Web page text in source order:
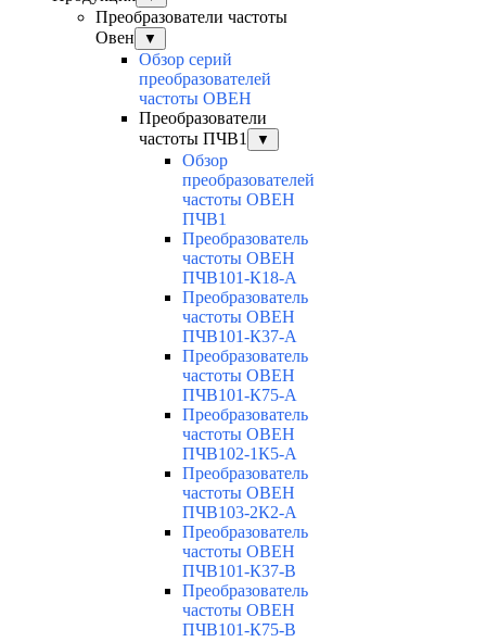
Преобразователи частоты
Овен
▼
Обзор серий
преобразователей
частоты ОВЕН
Преобразователи
частоты ПЧВ1
▼
Обзор
преобразователей
частоты ОВЕН
ПЧВ1
Преобразователь
частоты ОВЕН
ПЧВ101-К18-А
Преобразователь
частоты ОВЕН
ПЧВ101-К37-А
Преобразователь
частоты ОВЕН
ПЧВ101-К75-А
Преобразователь
частоты ОВЕН
ПЧВ102-1К5-А
Преобразователь
частоты ОВЕН
ПЧВ103-2К2-А
Преобразователь
частоты ОВЕН
ПЧВ101-К37-В
Преобразователь
частоты ОВЕН
ПЧВ101-К75-В